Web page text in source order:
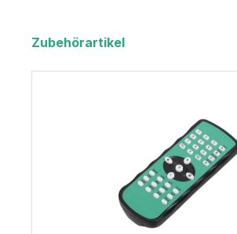
Zubehörartikel